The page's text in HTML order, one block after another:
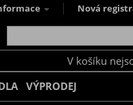
Nová
V košíku
VÝPRODEJ